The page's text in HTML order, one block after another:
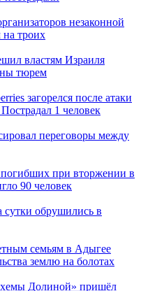
незаконной
троих
властям Израиля
тюрем
загорелся после атаки
1 человек
переговоры между
при вторжении в
90 человек
сутки обрушились в
семьям в Адыгее
землю на болотах
Долиной» пришёл